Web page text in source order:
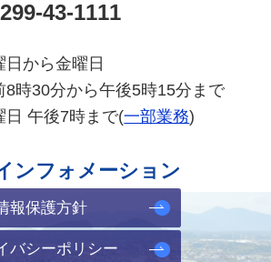
43-1111
日から金曜日
8時30分から午後5時15分まで
日 午後7時まで(一部業務)
ンフォメーション
報保護方針
バシーポリシー